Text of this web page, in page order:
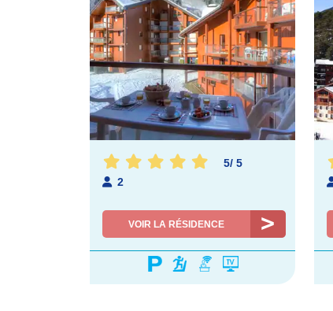
5/ 5
2
VOIR LA RÉSIDENCE